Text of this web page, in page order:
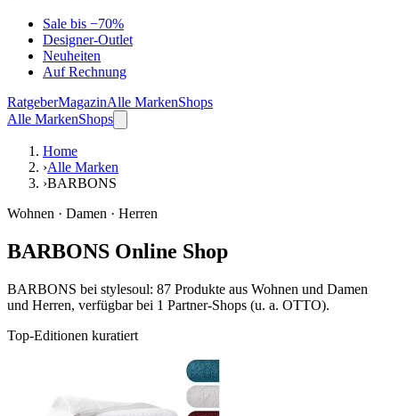
Sale bis −70%
Designer-Outlet
Neuheiten
Auf Rechnung
RatgeberMagazinAlle MarkenShops
Alle MarkenShops
Home
›Alle Marken
›BARBONS
Wohnen · Damen · Herren
BARBONS Online Shop
BARBONS bei stylesoul: 87 Produkte aus Wohnen und Damen
und Herren, verfügbar bei 1 Partner-Shops (u. a. OTTO).
Top-Editionen kuratiert